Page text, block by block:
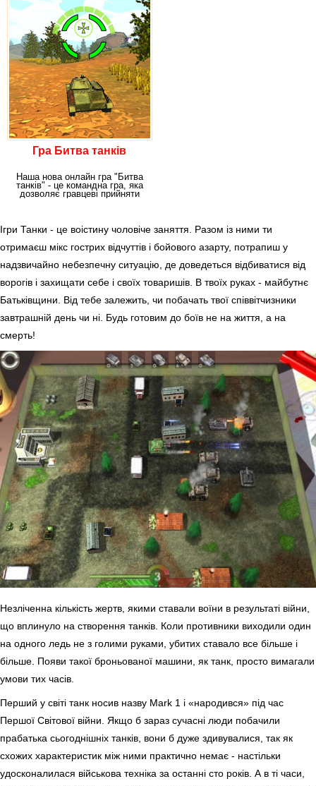
Гра Битва танків
Наша нова онлайн гра "Битва
танків" - це командна гра, яка
дозволяє гравцеві прийняти
Ігри Танки - це воістину чоловіче заняття. Разом із ними ти
отримаєш мікс гострих відчуттів і бойового азарту, потрапиш у
надзвичайно небезпечну ситуацію, де доведеться відбиватися від
ворогів і захищати себе і своїх товаришів. В твоїх руках - майбутнє
Батьківщини. Від тебе залежить, чи побачать твої співвітчизники
завтрашній день чи ні. Будь готовим до боїв не на життя, а на
смерть!
Незліченна кількість жертв, якими ставали воїни в результаті війни,
що вплинуло на створення танків. Коли противники виходили один
на одного ледь не з голими руками, убитих ставало все більше і
більше. Появи такої броньованої машини, як танк, просто вимагали
умови тих часів.
Перший у світі танк носив назву Mark 1 і «народився» під час
Першої Світової війни. Якщо б зараз сучасні люди побачили
прабатька сьогоднішніх танків, вони б дуже здивувалися, так як
схожих характеристик між ними практично немає - настільки
удосконалилася військова техніка за останні сто років. А в ті часи,